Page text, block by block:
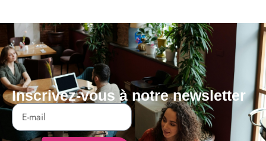
Inscrivez-vous à notre newsletter